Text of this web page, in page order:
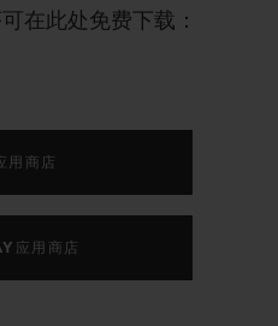
在此处免费下载：
用商店
应用商店